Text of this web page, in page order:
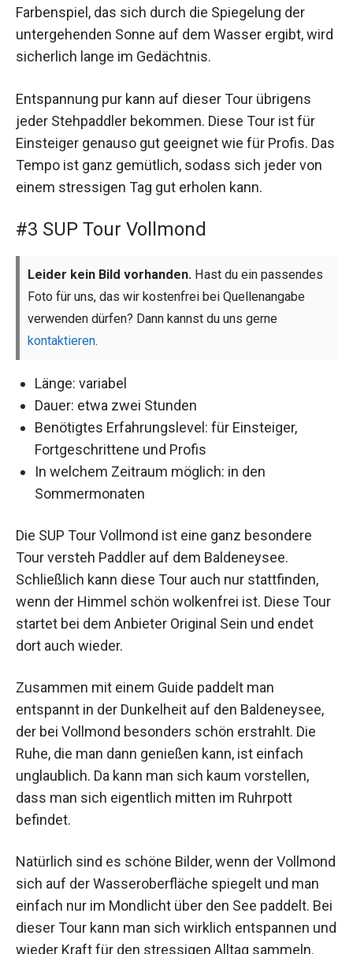
Farbenspiel, das sich durch die Spiegelung der
untergehenden Sonne auf dem Wasser ergibt, wird
sicherlich lange im Gedächtnis.
Entspannung pur kann auf dieser Tour übrigens
jeder Stehpaddler bekommen. Diese Tour ist für
Einsteiger genauso gut geeignet wie für Profis. Das
Tempo ist ganz gemütlich, sodass sich jeder von
einem stressigen Tag gut erholen kann.
#3 SUP Tour Vollmond
Leider kein Bild vorhanden. Hast du ein passendes
Foto für uns, das wir kostenfrei bei Quellenangabe
verwenden dürfen? Dann kannst du uns gerne
kontaktieren.
Länge: variabel
Dauer: etwa zwei Stunden
Benötigtes Erfahrungslevel: für Einsteiger,
Fortgeschrittene und Profis
In welchem Zeitraum möglich: in den
Sommermonaten
Die SUP Tour Vollmond ist eine ganz besondere
Tour versteh Paddler auf dem Baldeneysee.
Schließlich kann diese Tour auch nur stattfinden,
wenn der Himmel schön wolkenfrei ist. Diese Tour
startet bei dem Anbieter Original Sein und endet
dort auch wieder.
Zusammen mit einem Guide paddelt man
entspannt in der Dunkelheit auf den Baldeneysee,
der bei Vollmond besonders schön erstrahlt. Die
Ruhe, die man dann genießen kann, ist einfach
unglaublich. Da kann man sich kaum vorstellen,
dass man sich eigentlich mitten im Ruhrpott
befindet.
Natürlich sind es schöne Bilder, wenn der Vollmond
sich auf der Wasseroberfläche spiegelt und man
einfach nur im Mondlicht über den See paddelt. Bei
dieser Tour kann man sich wirklich entspannen und
wieder Kraft für den stressigen Alltag sammeln.